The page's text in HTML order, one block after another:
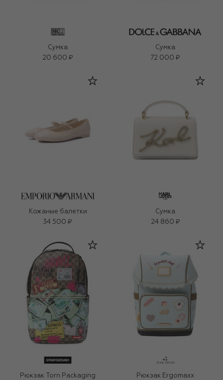
Сумка
20 600 ₽
Сумка
72 000 ₽
Кожаные балетки
34 500 ₽
Сумка
24 860 ₽
Рюкзак Torn Packaging
Рюкзак Ergomaxx